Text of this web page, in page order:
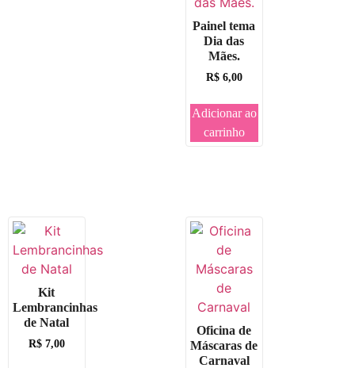
Painel tema
Dia das
Mães.
R$6,00
Adicionar ao
carrinho
Kit
Lembrancinhas
de Natal
R$7,00
Oficina de
Máscaras de
Carnaval